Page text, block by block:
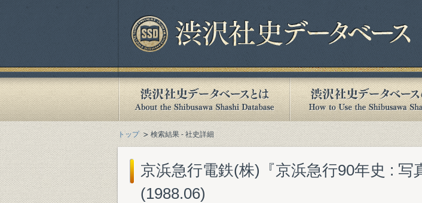
トップ 検索結果 - 社史詳細
京浜急行電鉄(株)『京浜急行90年史 : 写
(1988.06)